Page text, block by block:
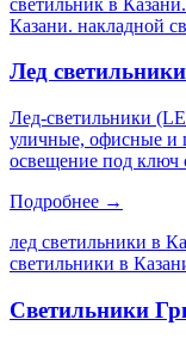
Казани. накладной
Лед светильники
Лед-светильники
уличные, офисные и
освещение под ключ
Подробнее →
лед светильники в
светильники в
Светильники